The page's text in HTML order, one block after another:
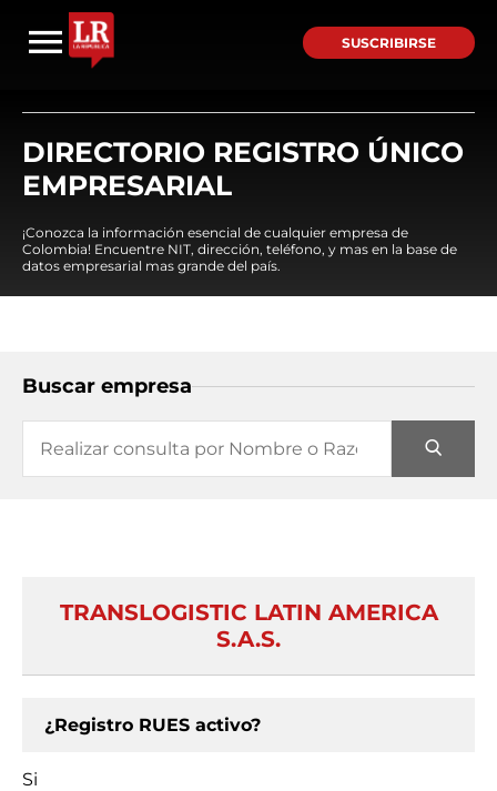
SUSCRIBIRSE
DIRECTORIO REGISTRO ÚNICO
EMPRESARIAL
¡Conozca la información esencial de cualquier empresa de
Colombia! Encuentre NIT, dirección, teléfono, y mas en la base de
datos empresarial mas grande del país.
Buscar empresa
TRANSLOGISTIC LATIN AMERICA
S.A.S.
¿Registro RUES activo?
Si